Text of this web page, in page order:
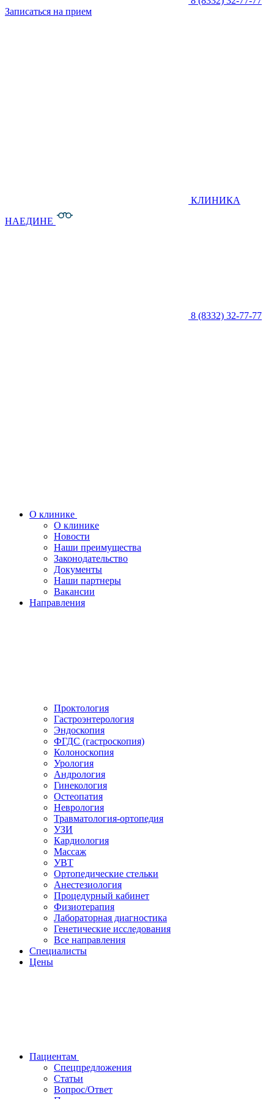
Записаться на прием
КЛИНИКА
НАЕДИНЕ
8 (8332) 32-77-77
О клинике
О клинике
Новости
Наши преимущества
Законодательство
Документы
Наши партнеры
Вакансии
Направления
Проктология
Гастроэнтерология
Эндоскопия
ФГДС (гастроскопия)
Колоноскопия
Урология
Андрология
Гинекология
Остеопатия
Неврология
Травматология-ортопедия
УЗИ
Кардиология
Массаж
УВТ
Ортопедические стельки
Анестезиология
Процедурный кабинет
Физиотерапия
Лабораторная диагностика
Генетические исследования
Все направления
Специалисты
Цены
Пациентам
Спецпредложения
Статьи
Вопрос/Ответ